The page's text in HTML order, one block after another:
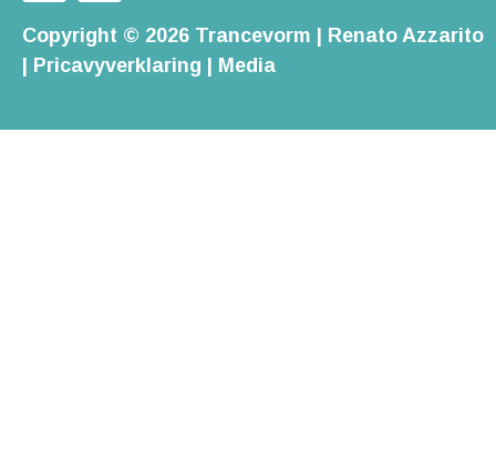
Copyright © 2026 Trancevorm | Renato Azzarito
| Pricavyverklaring | Media